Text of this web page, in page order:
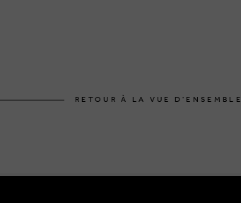
RETOUR À LA VUE D'ENSEMBLE